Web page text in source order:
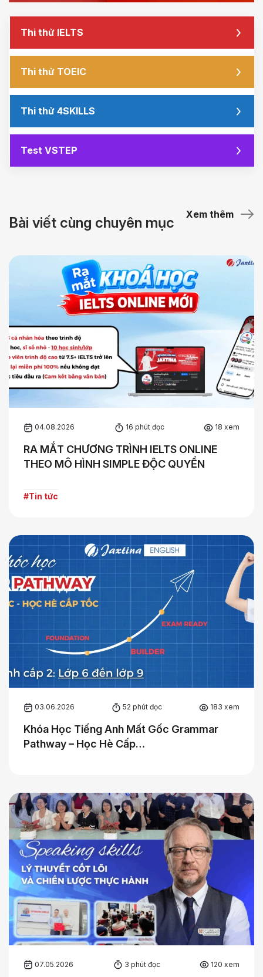
Thi thử IELTS
Thi thử TOEIC
Thi thử 4SKILLS
Test VSTEP
Bài viết cùng chuyên mục
Xem thêm
04.08.2026 16 phút đọc 18 xem
RA MẮT CHƯƠNG TRÌNH IELTS ONLINE
THEO MÔ HÌNH SIMPLE ĐỘC QUYỀN
#Tin tức
03.06.2026 52 phút đọc 183 xem
Khóa Học Tiếng Anh Mất Gốc Grammar
Pathway – Học Hè Cấp…
07.05.2026 3 phút đọc 120 xem